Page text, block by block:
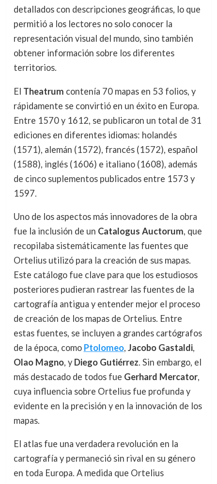
detallados con descripciones geográficas, lo que
permitió a los lectores no solo conocer la
representación visual del mundo, sino también
obtener información sobre los diferentes
territorios.
El Theatrum contenía 70 mapas en 53 folios, y
rápidamente se convirtió en un éxito en Europa.
Entre 1570 y 1612, se publicaron un total de 31
ediciones en diferentes idiomas: holandés
(1571), alemán (1572), francés (1572), español
(1588), inglés (1606) e italiano (1608), además
de cinco suplementos publicados entre 1573 y
1597.
Uno de los aspectos más innovadores de la obra
fue la inclusión de un Catalogus Auctorum, que
recopilaba sistemáticamente las fuentes que
Ortelius utilizó para la creación de sus mapas.
Este catálogo fue clave para que los estudiosos
posteriores pudieran rastrear las fuentes de la
cartografía antigua y entender mejor el proceso
de creación de los mapas de Ortelius. Entre
estas fuentes, se incluyen a grandes cartógrafos
de la época, como Ptolomeo, Jacobo Gastaldi,
Olao Magno, y Diego Gutiérrez. Sin embargo, el
más destacado de todos fue Gerhard Mercator,
cuya influencia sobre Ortelius fue profunda y
evidente en la precisión y en la innovación de los
mapas.
El atlas fue una verdadera revolución en la
cartografía y permaneció sin rival en su género
en toda Europa. A medida que Ortelius